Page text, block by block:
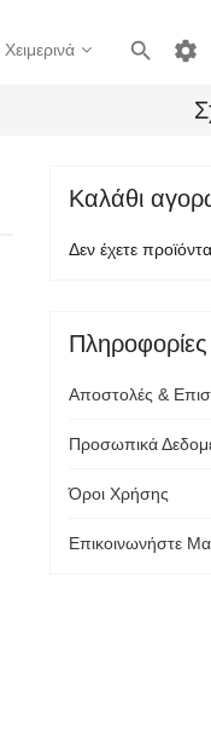
Χειμερινά  settings
Καλάθι
Δεν έχετε
Πληροφορίες
Αποστολές &
Προσωπικά
Όροι Χρήσης
Επικοινωνήστε